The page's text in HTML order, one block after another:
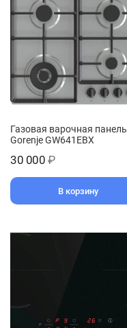
Газовая варочная панель
Gorenje GW641EBX
30 000 ₽
В корзину